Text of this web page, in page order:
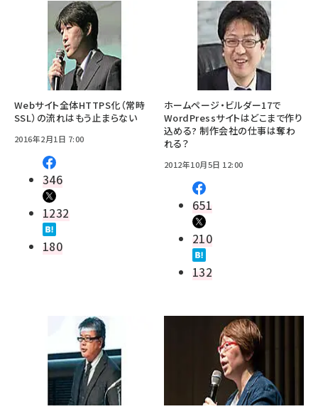
Webサイト全体HTTPS化（常時
SSL）の流れはもう止まらない
2016年2月1日 7:00
346
1232
180
ホームページ・ビルダー17で
WordPressサイトはどこまで作り
込める? 制作会社の仕事は奪わ
れる？
2012年10月5日 12:00
651
210
132